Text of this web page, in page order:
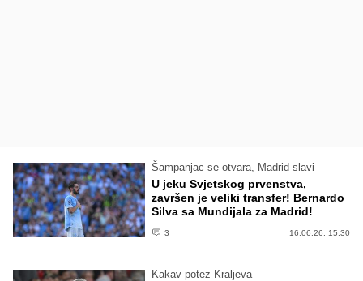
Šampanjac se otvara, Madrid slavi
U jeku Svjetskog prvenstva,
završen je veliki transfer! Bernardo
Silva sa Mundijala za Madrid!
3 16.06.26. 15:30
Kakav potez Kraljeva